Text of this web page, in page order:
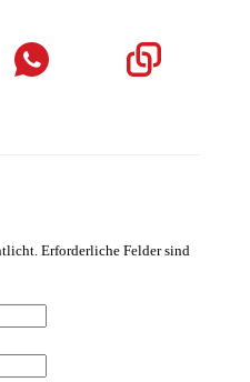
Erforderliche Felder sind